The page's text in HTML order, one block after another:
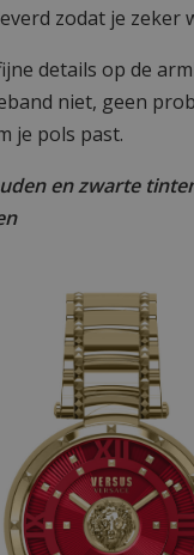
zodat je zeker
details op de
niet, geen
je pols past.
en zwarte